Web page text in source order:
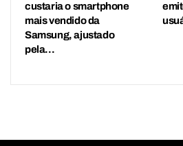
custaria o smartphone
mais vendido da
Samsung, ajustado
pela…